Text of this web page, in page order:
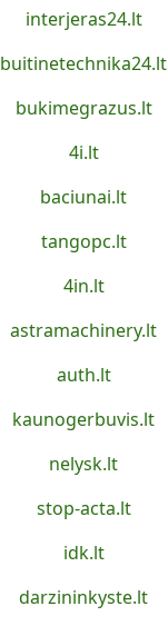
interjeras24.lt
buitinetechnika24.lt
bukimegrazus.lt
4i.lt
baciunai.lt
tangopc.lt
4in.lt
astramachinery.lt
auth.lt
kaunogerbuvis.lt
nelysk.lt
stop-acta.lt
idk.lt
darzininkyste.lt